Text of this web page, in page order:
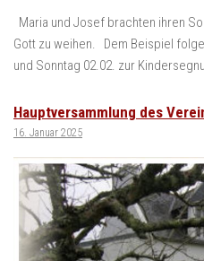
Maria und Josef brachten ihren
Gott zu weihen. Dem Beispiel
und Sonntag 02.02. zur
Hauptversammlung des
16. Januar 2025